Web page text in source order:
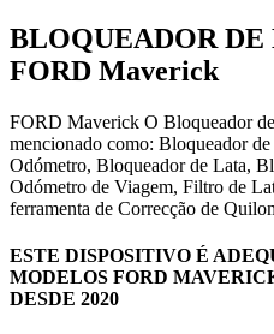
BLOQUEADOR
FORD Maverick
FORD Maverick O Bloqueador
mencionado como: Bloqueador
Odómetro, Bloqueador de Lata,
Odómetro de Viagem, Filtro de
ferramenta de Correcção de
ESTE DISPOSITIVO É
MODELOS FORD
DESDE 2020